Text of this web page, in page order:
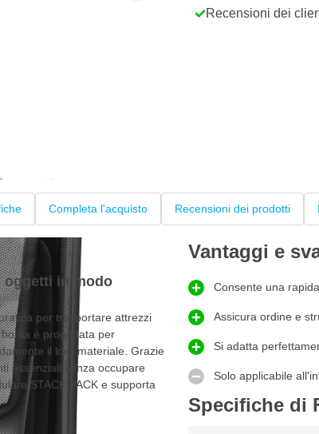
Recensioni dei
Completa l'acquisto Recensioni dei prodotti
oggetti in modo
per trasportare attrezzi
è progettata per
il loro materiale. Grazie
essenziali senza occupare
STACK PACK e supporta
Vantaggi e
Consente una
Assicura ordine e
Si adatta
Solo applicabile
Specifiche di